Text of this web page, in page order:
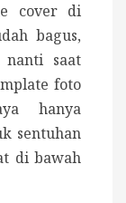
cover di
bagus,
saat
foto
hanya
sentuhan
di bawah